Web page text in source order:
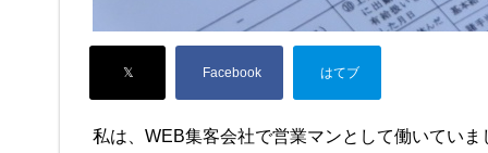
私は、WEB集客会社で営業マンとして働いていま